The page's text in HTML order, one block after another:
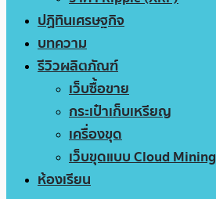
ปฏิทินเศรษฐกิจ
บทความ
รีวิวผลิตภัณฑ์
เว็บซื้อขาย
กระเป๋าเก็บเหรียญ
เครื่องขุด
เว็บขุดแบบ Cloud Mining
ห้องเรียน